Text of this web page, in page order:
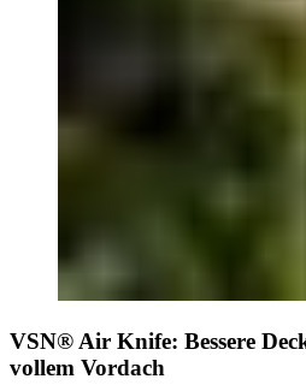
VSN® Air Knife: Bessere
vollem Vordach